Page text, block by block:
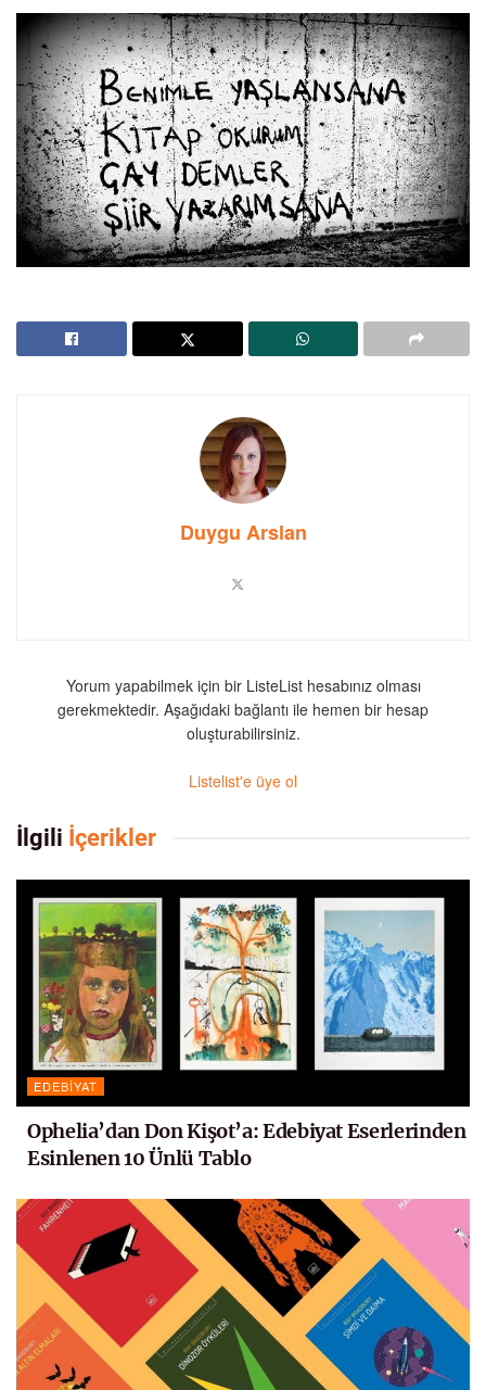
Duygu Arslan
Yorum yapabilmek için bir ListeList hesabınız olması
gerekmektedir. Aşağıdaki bağlantı ile hemen bir hesap
oluşturabilirsiniz.
Listelist'e üye ol
İlgili İçerikler
EDEBIYAT
Ophelia’dan Don Kişot’a: Edebiyat Eserlerinden
Esinlenen 10 Ünlü Tablo